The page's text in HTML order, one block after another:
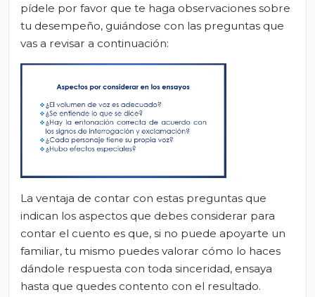
pídele por favor que te haga observaciones sobre
tu desempeño, guiándose con las preguntas que
vas a revisar a continuación:
La ventaja de contar con estas preguntas que
indican los aspectos que debes considerar para
contar el cuento es que, si no puede apoyarte un
familiar, tu mismo puedes valorar cómo lo haces
dándole respuesta con toda sinceridad, ensaya
hasta que quedes contento con el resultado.